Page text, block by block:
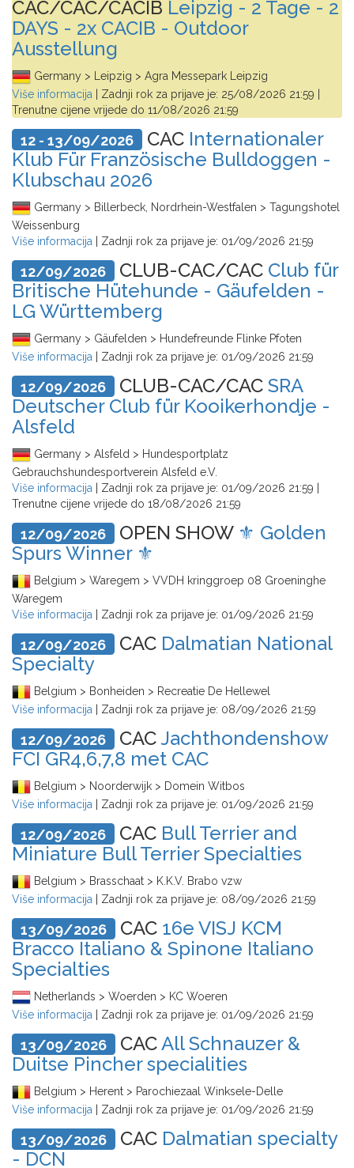
CAC/CAC/CACIB Leipzig - 2 Tage - 2
DAYS - 2x CACIB - Outdoor
Ausstellung
Germany > Leipzig > Agra Messepark Leipzig
Više informacija
| Zadnji rok za prijave je: 25/08/2026 21:59
Trenutne cijene vrijede do 11/08/2026 21:59
12 - 13/09/2026 CAC Internationaler
Klub Für Französische Bulldoggen -
Klubschau 2026
Germany > Billerbeck, Nordrhein-Westfalen > Tagungshotel
Weissenburg
Više informacija
| Zadnji rok za prijave je: 01/09/2026 21:59
12/09/2026 CLUB-CAC/CAC Club für
Britische Hütehunde - Gäufelden -
LG Württemberg
Germany > Gäufelden > Hundefreunde Flinke Pfoten
Više informacija
| Zadnji rok za prijave je: 01/09/2026 21:59
12/09/2026 CLUB-CAC/CAC SRA
Deutscher Club für Kooikerhondje -
Alsfeld
Germany > Alsfeld > Hundesportplatz
Gebrauchshundesportverein Alsfeld e.V.
Više informacija
| Zadnji rok za prijave je: 01/09/2026 21:59
Trenutne cijene vrijede do 18/08/2026 21:59
12/09/2026 OPEN SHOW ⚜️ Golden
Spurs Winner ⚜️
Belgium > Waregem > VVDH kringgroep 08 Groeninghe
Waregem
Više informacija
| Zadnji rok za prijave je: 01/09/2026 21:59
12/09/2026 CAC Dalmatian National
Specialty
Belgium > Bonheiden > Recreatie De Hellewel
Više informacija
| Zadnji rok za prijave je: 08/09/2026 21:59
12/09/2026 CACJachthondenshow
FCI GR4,6,7,8 met CAC
Belgium > Noorderwijk > Domein Witbos
Više informacija
| Zadnji rok za prijave je: 01/09/2026 21:59
12/09/2026 CAC Bull Terrier and
Miniature Bull Terrier Specialties
Belgium > Brasschaat > K.K.V. Brabo vzw
Više informacija
| Zadnji rok za prijave je: 08/09/2026 21:59
13/09/2026 CAC 16e VISJ KCM
Bracco Italiano & Spinone Italiano
Specialties
Netherlands > Woerden > KC Woeren
Više informacija
| Zadnji rok za prijave je: 01/09/2026 21:59
13/09/2026 CACAll Schnauzer &
Duitse Pincher specialities
Belgium > Herent > Parochiezaal Winksele-Delle
Više informacija
| Zadnji rok za prijave je: 01/09/2026 21:59
13/09/2026 CAC Dalmatian specialty
- DCN